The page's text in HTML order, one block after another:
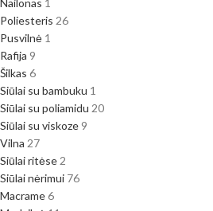
Nailonas 1
Poliesteris 26
Pusvilnė 1
Rafija 9
Šilkas 6
Siūlai su bambuku 1
Siūlai su poliamidu 20
Siūlai su viskoze 9
Vilna 27
Siūlai ritėse 2
Siūlai nėrimui 76
Macrame6